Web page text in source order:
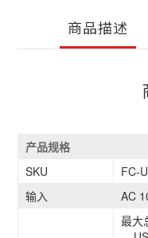
商品描述
产品规格
SKU
FC-
输入
AC
最大